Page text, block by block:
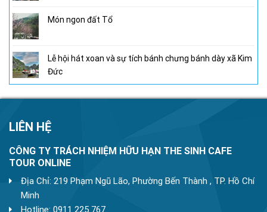
Món ngon đất Tổ
Lễ hội hát xoan và sự tích bánh chưng bánh dày xã Kim
Đức
LIÊN HỆ
CÔNG TY TRÁCH NHIỆM HỮU HẠN THE SINH CAFE
TOUR ONLINE
Địa Chỉ: 219 Phạm Ngũ Lão, Phường Bến Thành , TP. Hồ Chí
Minh
Hotline: 0911 225 767